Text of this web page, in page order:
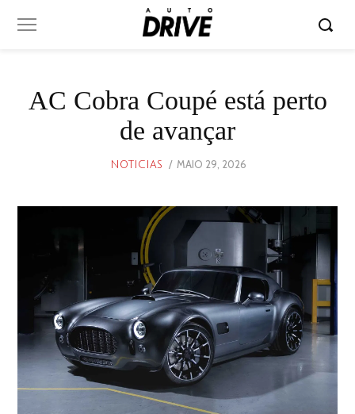
AC Cobra Coupé está perto
de avançar
NOTICIAS
POSTED
MAIO 29, 2026